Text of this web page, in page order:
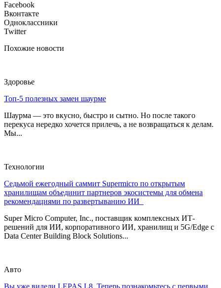
Facebook
Вконтакте
Одноклассники
Twitter
Похожие новости
Здоровье
Топ-5 полезных замен шаурме
Шаурма — это вкусно, быстро и сытно. Но после такого
перекуса нередко хочется прилечь, а не возвращаться к делам.
Мы...
Технологии
Седьмой ежегодный саммит Supermicro по открытым
хранилищам объединит партнеров экосистемы для обмена
рекомендациями по развертыванию ИИ
Super Micro Computer, Inc., поставщик комплексных ИТ-
решений для ИИ, корпоративного ИИ, хранилищ и 5G/Edge с
Data Center Building Block Solutions...
Авто